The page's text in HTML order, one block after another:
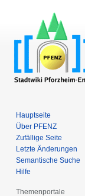
Hauptseite
Über PFENZ
Zufällige Seite
Letzte Änderungen
Semantische Suche
Hilfe
Themenportale